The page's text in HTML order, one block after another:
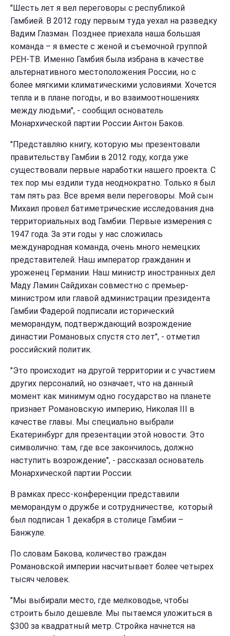
"Шесть лет я вел переговоры с республикой
Гамбией. В 2012 году первым туда уехал на разведку
Вадим Глазман. Позднее приехала наша большая
команда – я вместе с женой и съемочной группой
РЕН-ТВ. Именно Гамбия была избрана в качестве
альтернативного местоположения России, но с
более мягкими климатическими условиями. Хочется
тепла и в плане погоды, и во взаимоотношениях
между людьми", - сообщил основатель
Монархической партии России Антон Баков.
"Представляю книгу, которую мы презентовали
правительству Гамбии в 2012 году, когда уже
существовали первые наработки нашего проекта. С
тех пор мы ездили туда неоднократно. Только я был
там пять раз. Все время вели переговоры. Мой сын
Михаил провел батиметрические исследования дна
территориальных вод Гамбии. Первые измерения с
1947 года. За эти годы у нас сложилась
международная команда, очень много немецких
представителей. Наш император гражданин и
уроженец Германии. Наш министр иностранных дел
Маду Ламин Сайдихан совместно с премьер-
министром или главой администрации президента
Гамбии Фадерой подписали исторический
меморандум, подтверждающий возрождение
династии Романовых спустя сто лет", - отметил
российский политик.
"Это происходит на другой территории и с участием
других персоналий, но означает, что на данный
момент как минимум одно государство на планете
признает Романовскую империю, Николая III в
качестве главы. Мы специально выбрали
Екатеринбург для презентации этой новости. Это
символично: там, где все закончилось, должно
наступить возрождение", - рассказал основатель
Монархической партии России.
В рамках пресс-конференции представили
меморандум о дружбе и сотрудничестве, который
был подписан 1 декабря в столице Гамбии –
Банжуле.
По словам Бакова, количество граждан
Романовской империи насчитывает более четырех
тысяч человек.
"Мы выбирали место, где мелководье, чтобы
строить было дешевле. Мы пытаемся уложиться в
$300 за квадратный метр. Стройка начнется на